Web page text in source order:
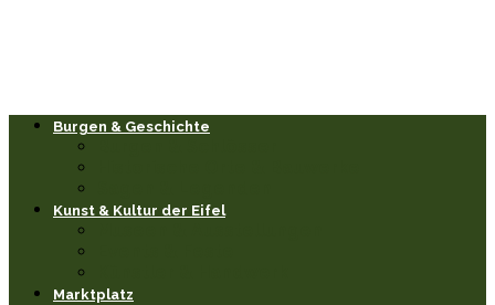
Burgen & Geschichte
Kunst & Kultur der Eifel
Marktplatz